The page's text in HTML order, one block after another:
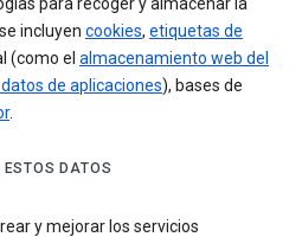
para recoger y almacenar la
incluyen cookies, etiquetas de
(como el almacenamiento web del
de aplicaciones), bases de
.
ESTOS DATOS
y mejorar los servicios